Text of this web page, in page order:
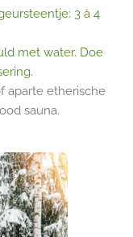
3 à 4
met water. Doe
aparte etherische
sauna.